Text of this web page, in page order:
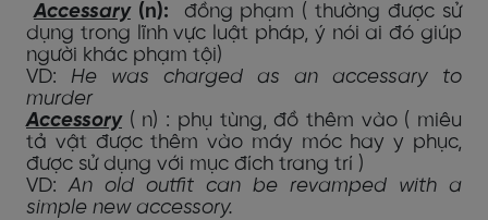
Accessary(n): đồng phạm ( thường được sử
dụng trong lĩnh vực luật pháp, ý nói ai đó giúp
người khác phạm tội)
VD: He was charged as an accessary to
murder
Accessory( n) : phụ tùng, đồ thêm vào ( miêu
tả vật được thêm vào máy móc hay y phục,
được sử dụng với mục đích trang trí )
VD:An old outfit can be revamped with a
simple new accessory.